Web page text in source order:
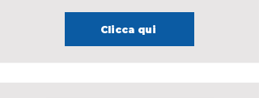
Clicca qui